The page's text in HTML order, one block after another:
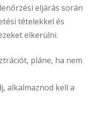
eljárás során
tételekkel és
elkerülni.
pláne, ha nem
alkalmaznod kell a